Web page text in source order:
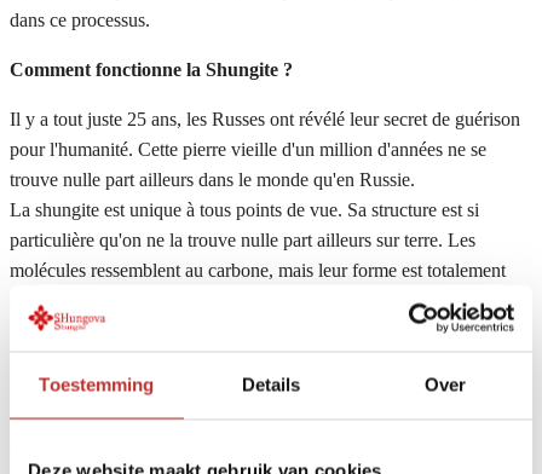
Toestemming Details Over
dans ce processus.
Comment fonctionne la Shungite ?
Il y a tout juste 25 ans, les Russes ont révélé leur secret de guérison
pour l'humanité. Cette pierre vieille d'un million d'années ne se
trouve nulle part ailleurs dans le monde qu'en Russie.
La shungite est unique à tous points de vue. Sa structure est si
particulière qu'on ne la trouve nulle part ailleurs sur terre. Les
molécules ressemblent au carbone, mais leur forme est totalement
différente et elles sont dotées d'une belle énergie. Cette pierre
puissante ne contient pas seulement cette substance, mais aussi de
tableaux de Medeliev.
Surtout maintenant que nous vivons à une époque de G4, G4+ et